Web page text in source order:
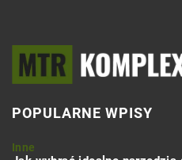
POPULARNE WPISY
Inne